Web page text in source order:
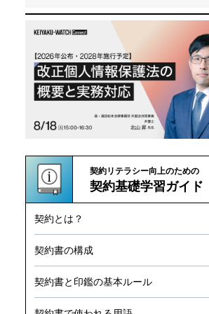
契約リテラシー向上のための
契約基礎学習ガイド
契約とは？
契約書の構成
契約書と印鑑の基本ルール